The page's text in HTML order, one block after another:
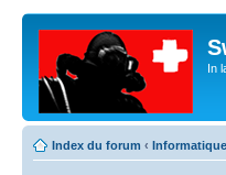
In
Index du forum ‹